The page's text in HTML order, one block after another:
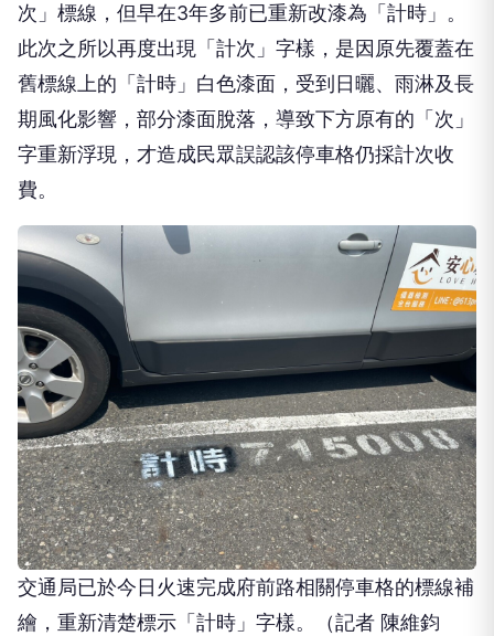
次」標線，但早在3年多前已重新改漆為「計時」。
此次之所以再度出現「計次」字樣，是因原先覆蓋在
舊標線上的「計時」白色漆面，受到日曬、雨淋及長
期風化影響，部分漆面脫落，導致下方原有的「次」
字重新浮現，才造成民眾誤認該停車格仍採計次收
費。
交通局已於今日火速完成府前路相關停車格的標線補
繪，重新清楚標示「計時」字樣。（記者 陳維鈞